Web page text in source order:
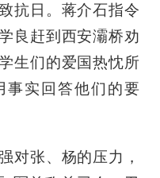
抗日。蒋介石指令
良赶到西安灞桥劝
生们的爱国热忱所
事实回答他们的要
张、杨的压力，